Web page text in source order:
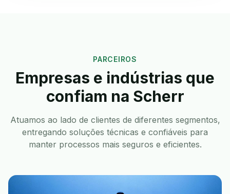
PARCEIROS
Empresas e indústrias que
confiam na Scherr
Atuamos ao lado de clientes de diferentes segmentos,
entregando soluções técnicas e confiáveis para
manter processos mais seguros e eficientes.